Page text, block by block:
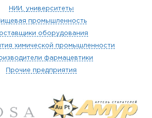
НИИ, университеты
промышленность
оборудования
химической промышленности
фармацевтики
Прочие предприятия